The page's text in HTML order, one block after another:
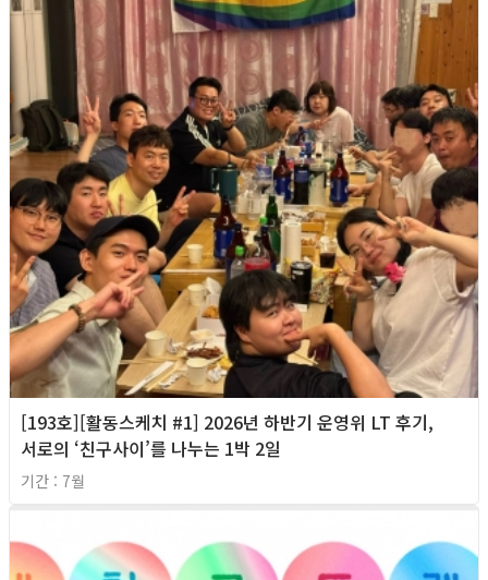
[193호][활동스케치 #1] 2026년 하반기 운영위 LT 후기,
서로의 ‘친구사이’를 나누는 1박 2일
기간 : 7월